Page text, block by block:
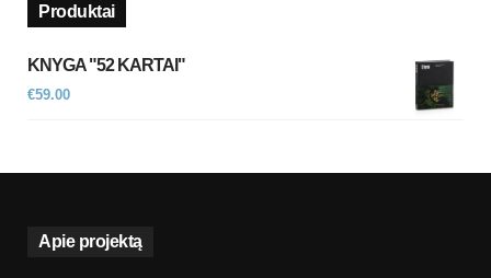
Produktai
KNYGA "52 KARTAI"
€59.00
Apie projektą